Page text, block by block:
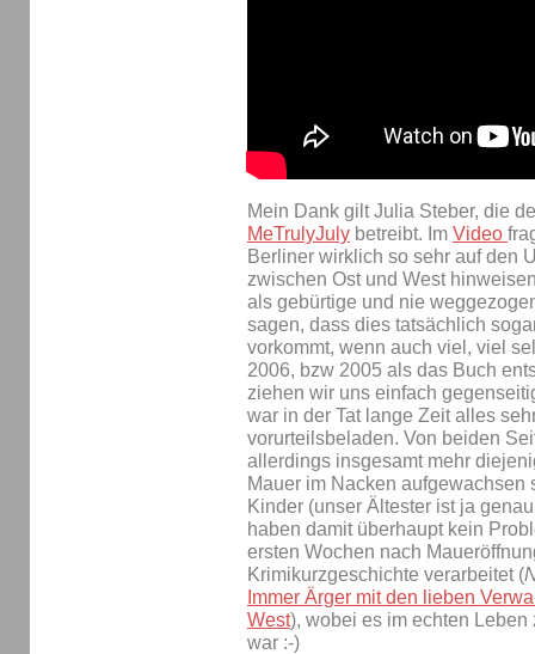
Mein Dank gilt Julia Steber, die
MeTrulyJuly betreibt. Im Video
Berliner wirklich so sehr auf den
zwischen Ost und West
als gebürtige und nie
sagen, dass dies tatsächlich
vorkommt, wenn auch viel, viel
2006, bzw 2005 als das Buch
ziehen wir uns einfach
war in der Tat lange Zeit alles
vorurteilsbeladen. Von beiden
allerdings insgesamt mehr
Mauer im Nacken aufgewachsen
Kinder (unser Ältester ist ja
haben damit überhaupt kein
ersten Wochen nach
Krimikurzgeschichte verarbeitet (
Immer Ärger mit den lieben
West), wobei es im echten
war :-)